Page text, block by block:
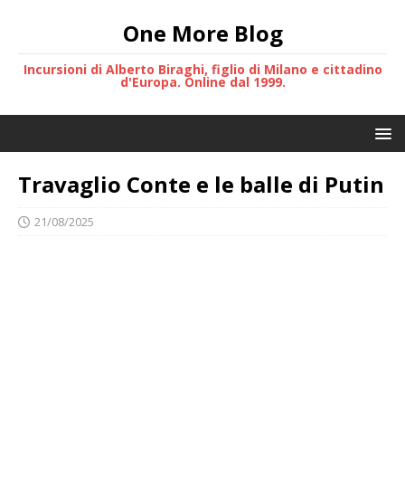
One More Blog
Incursioni di Alberto Biraghi, figlio di Milano e cittadino
d'Europa. Online dal 1999.
Travaglio Conte e le balle di Putin
21/08/2025